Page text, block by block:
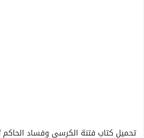
تحميل كتاب فتنة الكرسي وفساد الحاكم pdf